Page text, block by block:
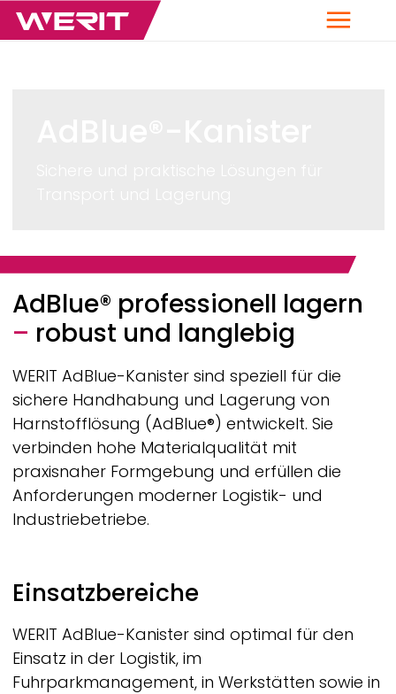
Menü
Breadcrumb
AdBlue® professionell lagern
– robust und langlebig
WERIT AdBlue-Kanister sind speziell für die
sichere Handhabung und Lagerung von
Harnstofflösung (AdBlue®) entwickelt. Sie
verbinden hohe Materialqualität mit
praxisnaher Formgebung und erfüllen die
Anforderungen moderner Logistik- und
Industriebetriebe.
Einsatzbereiche
WERIT AdBlue-Kanister sind optimal für den
Einsatz in der Logistik, im
Fuhrparkmanagement, in Werkstätten sowie in